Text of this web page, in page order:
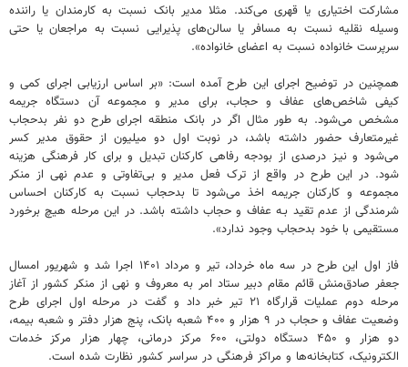
مشارکت اختیاری یا قهری می‌کند. مثلا مدیر بانک نسبت به کارمندان یا راننده
وسیله نقلیه نسبت به مسافر یا سالن‌های پذیرایی نسبت به مراجعان یا حتی
سرپرست خانواده نسبت به اعضای خانواده».
همچنین در توضیح اجرای این طرح آمده است: «بر اساس ارزیابی اجرای کمی و
کیفی شاخص‌های عفاف و حجاب، برای مدیر و مجموعه آن دستگاه جریمه
مشخص می‌شود. به طور مثال اگر در بانک منطقه اجرای طرح دو نفر بدحجاب
غیرمتعارف حضور داشته باشد، در نوبت اول دو میلیون از حقوق مدیر کسر
می‌شود و نیـز درصدی از بودجه رفاهی کارکنان تبدیل و برای کار فرهنگی هزینه
شود. در این طرح در واقع از ترک فعل مدیر و بی‌تفاوتی و عدم نهی از منکر
مجموعه و کارکنان جریمه اخذ می‌شود تا بدحجاب نسبت به کارکنان احساس
شرمندگی از عدم تقید بـه عفاف و حجاب داشته باشد. در این مرحله هیچ برخورد
مستقیمی با خود بدحجاب وجود ندارد».
فاز اول این طرح در سه ماه خرداد، تیر و مرداد ۱۴۰۱ اجرا شد و شهریور امسال
جعفر صادق‌منش قائم مقام دبیر ستاد امر به معروف و نهی از منکر کشور از آغاز
مرحله دوم عملیات قرارگاه ۲۱ تیر خبر داد و گفت در مرحله اول اجرای طرح
وضعیت عفاف و حجاب در ۹ هزار و ۴۰۰ شعبه بانک، پنج هزار دفتر و شعبه بیمه،
دو هزار و ۴۵۰ دستگاه دولتی، ۶۰۰ مرکز درمانی، چهار هزار مرکز خدمات
الکترونیک، کتابخانه‌ها و مراکز فرهنگی در سراسر کشور نظارت شده است.